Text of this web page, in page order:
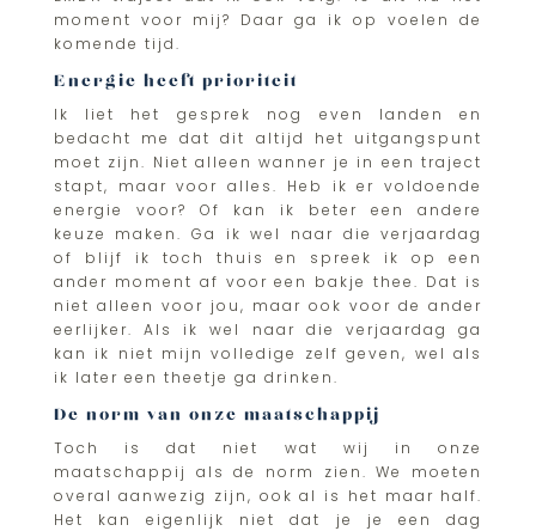
moment voor mij? Daar ga ik op voelen de
komende tijd.
Energie heeft prioriteit
Ik liet het gesprek nog even landen en
bedacht me dat dit altijd het uitgangspunt
moet zijn. Niet alleen wanner je in een traject
stapt, maar voor alles. Heb ik er voldoende
energie voor? Of kan ik beter een andere
keuze maken. Ga ik wel naar die verjaardag
of blijf ik toch thuis en spreek ik op een
ander moment af voor een bakje thee. Dat is
niet alleen voor jou, maar ook voor de ander
eerlijker. Als ik wel naar die verjaardag ga
kan ik niet mijn volledige zelf geven, wel als
ik later een theetje ga drinken.
De norm van onze maatschappij
Toch is dat niet wat wij in onze
maatschappij als de norm zien. We moeten
overal aanwezig zijn, ook al is het maar half.
Het kan eigenlijk niet dat je je een dag